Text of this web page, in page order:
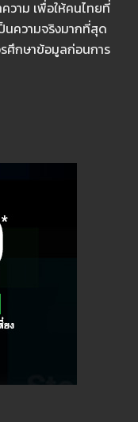
วาม เพื่อให้คนไทยที่
นความจริงมากที่สุด
กษาข้อมูลก่อนการ